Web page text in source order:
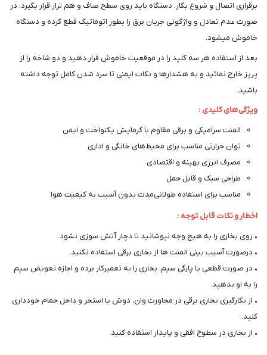
برقراری اتصال و شروع بکار، دستگاه باید روی سطح صاف و هم تراز قرار بگیرد. در
صورت عدم تعادل و واژگونی جریان برق را بطور اتوماتیک قطع کرده و دستگاه
خاموش میشود.
بعد از استفاده هر سه کلید را در موقعیت خاموش قرار دهید و دو شاخه را از
پریز خارج نمائید و به هشدارها و نکات ایمنی تا سرد شدن کامل توجه داشته
باشید.
ویژگی‌های کلیدی :
المنت سرامیکی و برقی مقاوم با گرمایش یکنواخت و ایمن
توان حرارتی مناسب برای محیط‌های خانگی و اداری
مصرف انرژی بهینه و اقتصادی
طراحی سبک و قابل حمل
مناسب برای استفاده طولانی‌مدت بدون آسیب به کیفیت هوا
اخطار و نکات قابل توجه :
• روی بخاری را به هیچ وجه نپوشانید تا دچار آتش سوزی نشود.
• درصورت آسیب بینی المنت ها از بخاری برقی استفاده نکنید.
• در صورت قطعی یا پارگی سیم، بخاری را به تعمیرکار برده و اجازه تعویض سیم
را به او بدهید.
• از بکارگیری بخاری برقی در مجاورت وان، دوش یا استخر و داخل حمام خودداری
کنید.
• از بخاری در سطوح افقی و پایدار استفاده کنید.